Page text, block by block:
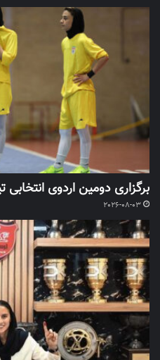
برگزاری دومین اردوی
2026-08-03